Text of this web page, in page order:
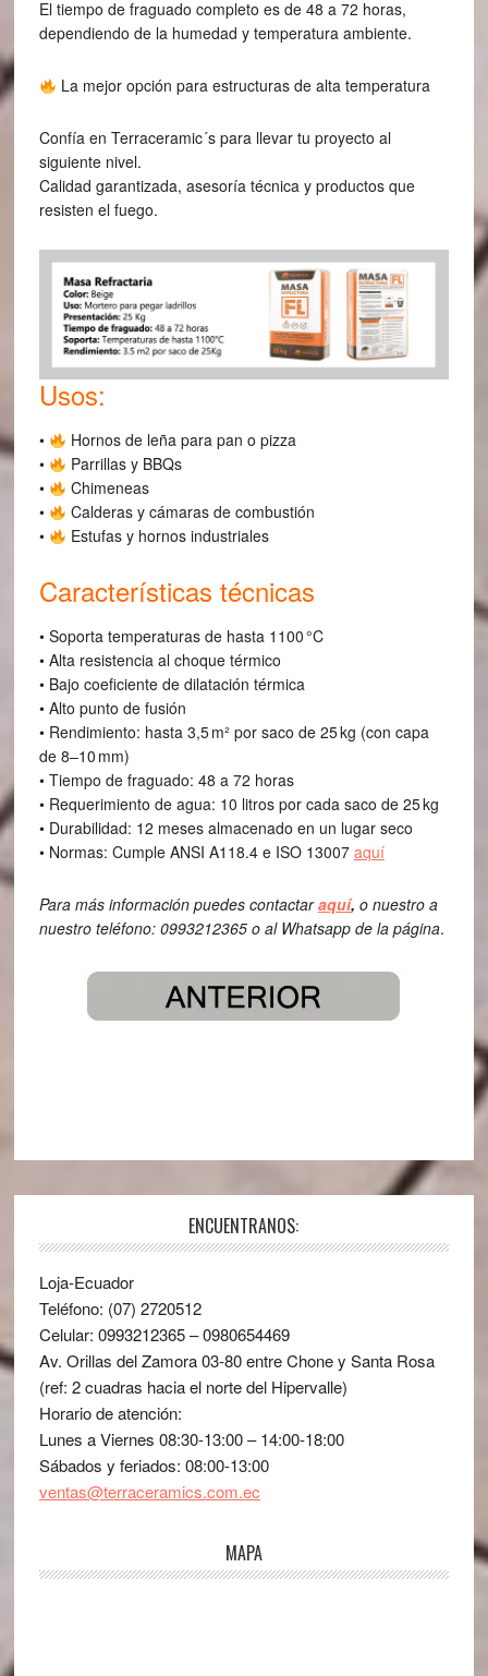
El tiempo de fraguado completo es de 48 a 72 horas,
dependiendo de la humedad y temperatura ambiente.
La mejor opción para estructuras de alta temperatura
Confía en Terraceramic´s para llevar tu proyecto al
siguiente nivel.
Calidad garantizada, asesoría técnica y productos que
resisten el fuego.
Usos:
•
Hornos de leña para pan o pizza
•
Parrillas y BBQs
•
Chimeneas
•
Calderas y cámaras de combustión
•
Estufas y hornos industriales
Características técnicas
• Soporta temperaturas de hasta 1100 °C
• Alta resistencia al choque térmico
• Bajo coeficiente de dilatación térmica
• Alto punto de fusión
• Rendimiento: hasta 3,5 m² por saco de 25 kg (con capa
de 8–10 mm)
• Tiempo de fraguado: 48 a 72 horas
• Requerimiento de agua: 10 litros por cada saco de 25 kg
• Durabilidad: 12 meses almacenado en un lugar seco
• Normas: Cumple ANSI A118.4 e ISO 13007 aquí
Para más información puedes contactaraquí, o nuestro a
nuestro teléfono: 0993212365 o al Whatsapp de la página.
ENCUENTRANOS:
Loja-Ecuador
Teléfono: (07) 2720512
Celular: 0993212365 – 0980654469
Av. Orillas del Zamora 03-80 entre Chone y Santa Rosa
(ref: 2 cuadras hacia el norte del Hipervalle)
Horario de atención:
Lunes a Viernes 08:30-13:00 – 14:00-18:00
Sábados y feriados: 08:00-13:00
ventas@terraceramics.com.ec
MAPA